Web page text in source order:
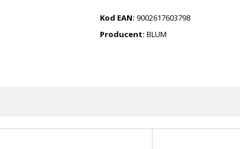
Kod EAN: 9002617603798
Producent: BLUM